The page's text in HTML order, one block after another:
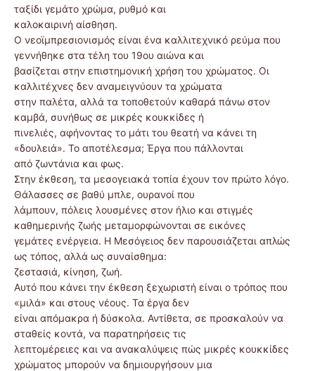
ταξίδι γεμάτο χρώμα, ρυθμό και
καλοκαιρινή αίσθηση.
Ο νεοϊμπρεσιονισμός είναι ένα καλλιτεχνικό ρεύμα που
γεννήθηκε στα τέλη του 19ου αιώνα και
βασίζεται στην επιστημονική χρήση του χρώματος. Οι
καλλιτέχνες δεν αναμειγνύουν τα χρώματα
στην παλέτα, αλλά τα τοποθετούν καθαρά πάνω στον
καμβά, συνήθως σε μικρές κουκκίδες ή
πινελιές, αφήνοντας το μάτι του θεατή να κάνει τη
«δουλειά». Το αποτέλεσμα; Έργα που πάλλονται
από ζωντάνια και φως.
Στην έκθεση, τα μεσογειακά τοπία έχουν τον πρώτο λόγο.
Θάλασσες σε βαθύ μπλε, ουρανοί που
λάμπουν, πόλεις λουσμένες στον ήλιο και στιγμές
καθημερινής ζωής μεταμορφώνονται σε εικόνες
γεμάτες ενέργεια. Η Μεσόγειος δεν παρουσιάζεται απλώς
ως τόπος, αλλά ως συναίσθημα:
ζεστασιά, κίνηση, ζωή.
Αυτό που κάνει την έκθεση ξεχωριστή είναι ο τρόπος που
«μιλά» και στους νέους. Τα έργα δεν
είναι απόμακρα ή δύσκολα. Αντίθετα, σε προσκαλούν να
σταθείς κοντά, να παρατηρήσεις τις
λεπτομέρειες και να ανακαλύψεις πώς μικρές κουκκίδες
χρώματος μπορούν να δημιουργήσουν μια